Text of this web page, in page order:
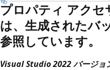
プロパティ アクセ
は、生成されたバ
参照しています。
Visual Studio 2022 バージョ